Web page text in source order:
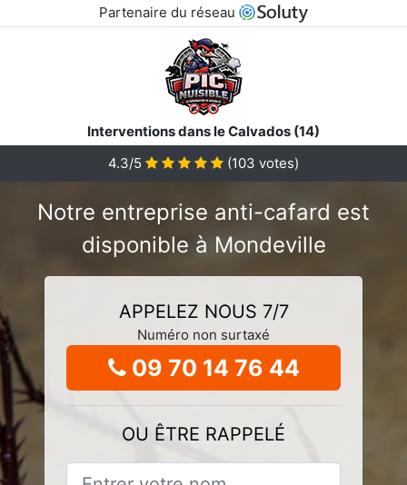
Partenaire du réseau
Interventions dans le Calvados (14)
4.3/5
(103 votes)
Notre entreprise anti-cafard est
disponible à Mondeville
APPELEZ NOUS 7/7
Numéro non surtaxé
09 70 14 76 44
OU ÊTRE RAPPELÉ